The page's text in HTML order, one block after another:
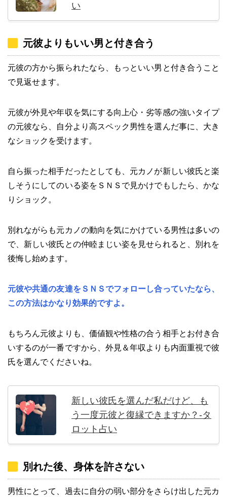
い
元彼よりもいい男と付き合う
元彼の方から振られたなら、もっといい男と付き合うこと
で見返せます。
元彼が外見や年収を気にする向上心・劣等感の強いタイプ
の元彼なら、自分より高スペック男性を選んだ事に、大き
なショックを受けます。
自ら振った相手だったとしても、元カノが新しい彼氏と楽
しそうにしてのいる姿をＳＮＳで見かけでもしたら、かな
りショック。
別れながらも元カノの動向を気にかけている男性は多いの
で、新しい彼氏との仲睦まじい姿を見せられると、別れを
後悔し始めます。
元彼や共通の友達をＳＮＳでフォローし合っていたなら、
この方法はかなり効果的ですよ。
もちろん元彼よりも、価値観や性格の合う相手とお付き合
いするのが一番ですから、外見＆年収よりも内面重視で彼
氏を選んでくださいね。
新しい彼氏を選んだ私だけど、も
う一度元彼と復縁できますか？-タ
ロット占い
別れた後、身体を許さない
男性にとって、過去に自分の弱い部分をさらけ出した元カ